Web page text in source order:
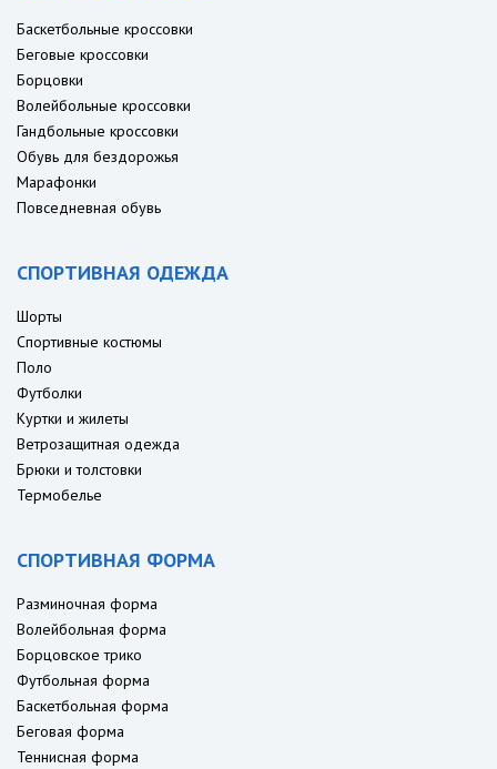
Баскетбольные кроссовки
Беговые кроссовки
Борцовки
Волейбольные кроссовки
Гандбольные кроссовки
Обувь для бездорожья
Марафонки
Повседневная обувь
СПОРТИВНАЯ ОДЕЖДА
Шорты
Спортивные костюмы
Поло
Футболки
Куртки и жилеты
Ветрозащитная одежда
Брюки и толстовки
Термобелье
СПОРТИВНАЯ ФОРМА
Разминочная форма
Волейбольная форма
Борцовское трико
Футбольная форма
Баскетбольная форма
Беговая форма
Теннисная форма